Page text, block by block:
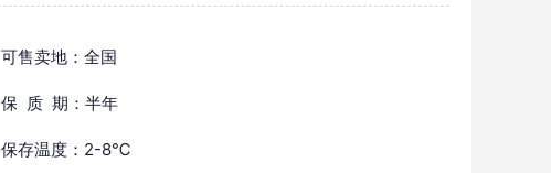
可售卖地：全国
保 质 期：半年
保存温度：2-8℃